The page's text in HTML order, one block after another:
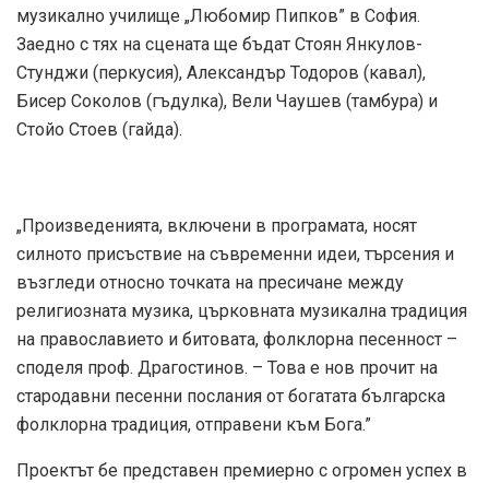
музикално училище „Любомир Пипков” в София.
Заедно с тях на сцената ще бъдат Стоян Янкулов-
Стунджи (перкусия), Александър Тодоров (кавал),
Бисер Соколов (гъдулка), Вели Чаушев (тамбура) и
Стойо Стоев (гайда).
„Произведенията, включени в програмата, носят
силното присъствие на съвременни идеи, търсения и
възгледи относно точката на пресичане между
религиозната музика, църковната музикална традиция
на православието и битовата, фолклорна песенност –
споделя проф. Драгостинов. – Това е нов прочит на
стародавни песенни послания от богатата българска
фолклорна традиция, отправени към Бога.”
Проектът бе представен премиерно с огромен успех в